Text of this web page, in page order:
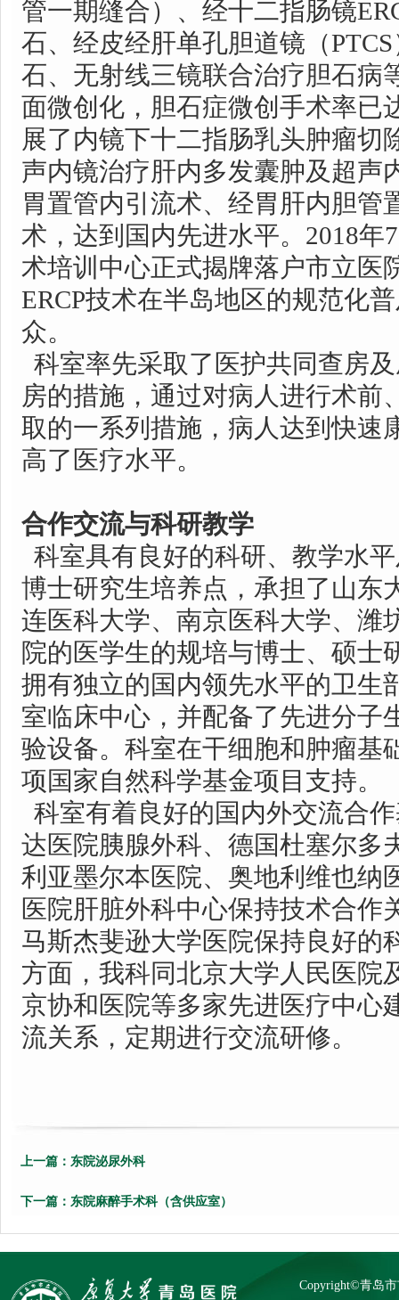
管一期缝合）、经十二指肠镜
石、经皮经肝单孔胆道镜（
石、无射线三镜联合治疗胆石病
面微创化，胆石症微创手术率已
展了内镜下十二指肠乳头肿瘤切
声内镜治疗肝内多发囊肿及超声
胃置管内引流术、经胃肝内胆管
术，达到国内先进水平。2018年
术培训中心正式揭牌落户市立医
ERCP技术在半岛地区的规范化
众。
科室率先采取了医护共同查房
房的措施，通过对病人进行术前
取的一系列措施，病人达到快速
高了医疗水平。
合作交流与科研教学
科室具有良好的科研、教学水
博士研究生培养点，承担了山东
连医科大学、南京医科大学、潍
院的医学生的规培与博士、硕士
拥有独立的国内领先水平的卫生
室临床中心，并配备了先进分子
验设备。科室在干细胞和肿瘤基
项国家自然科学基金项目支持。
科室有着良好的国内外交流合
达医院胰腺外科、德国杜塞尔多
利亚墨尔本医院、奥地利维也纳
医院肝脏外科中心保持技术合作
马斯杰斐逊大学医院保持良好的
方面，我科同北京大学人民医院
京协和医院等多家先进医疗中心
流关系，定期进行交流研修。
上一篇： 东院泌尿外科
下一篇： 东院麻醉手术科（含供应室）
Copyright©青岛